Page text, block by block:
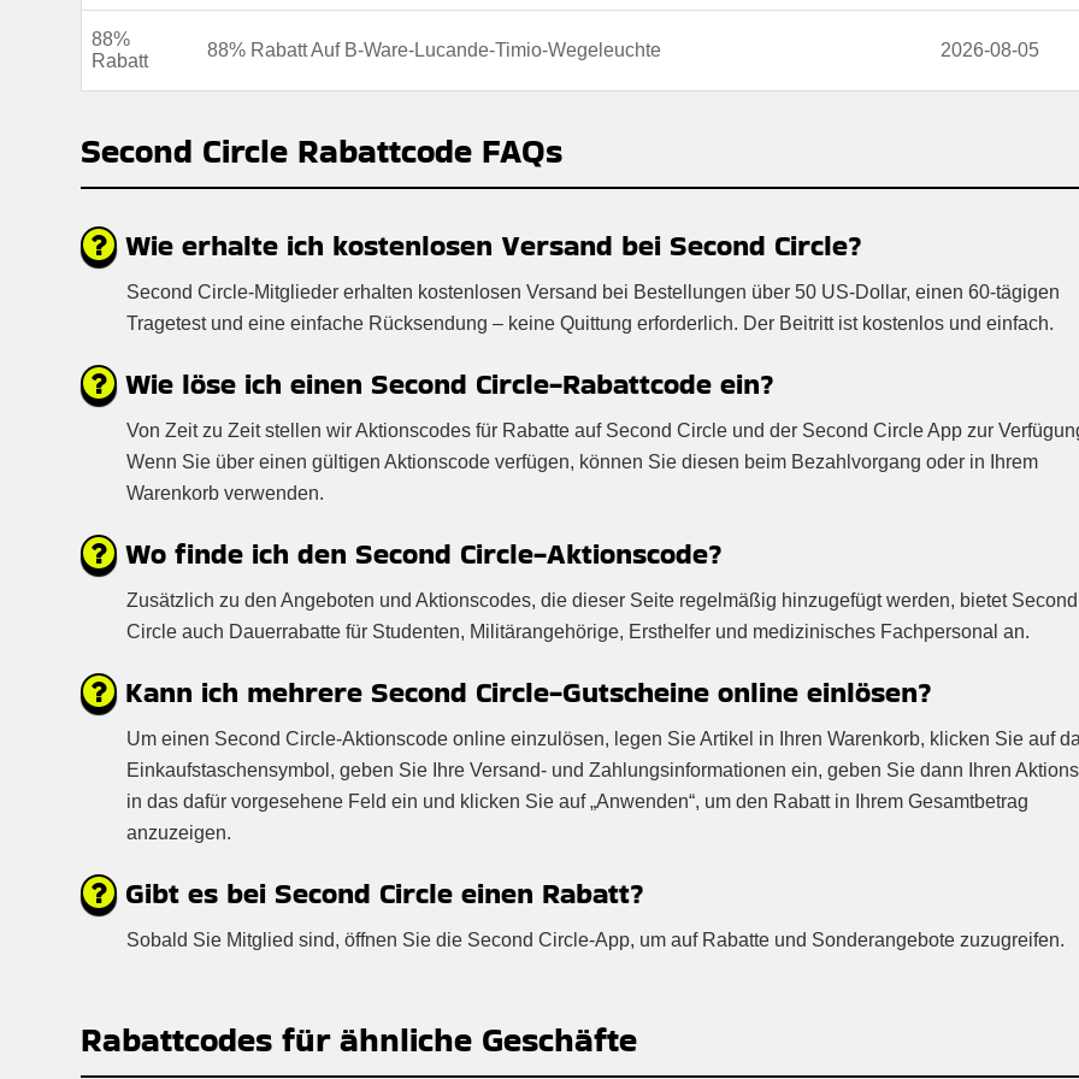
88%
Rabatt
88% Rabatt Auf B-Ware-Lucande-Timio-Wegeleuchte 2026-08-05
Second Circle Rabattcode FAQs
Wie erhalte ich kostenlosen Versand bei Second Circle?
Second Circle-Mitglieder erhalten kostenlosen Versand bei Bestellungen über 50 US-Dollar, einen 60-tägigen
Tragetest und eine einfache Rücksendung – keine Quittung erforderlich. Der Beitritt ist kostenlos und einfach.
Wie löse ich einen Second Circle-Rabattcode ein?
Von Zeit zu Zeit stellen wir Aktionscodes für Rabatte auf Second Circle und der Second Circle App zur
Wenn Sie über einen gültigen Aktionscode verfügen, können Sie diesen beim Bezahlvorgang oder in Ihrem
Warenkorb verwenden.
Wo finde ich den Second Circle-Aktionscode?
Zusätzlich zu den Angeboten und Aktionscodes, die dieser Seite regelmäßig hinzugefügt werden, bietet Second
Circle auch Dauerrabatte für Studenten, Militärangehörige, Ersthelfer und medizinisches Fachpersonal an.
Kann ich mehrere Second Circle-Gutscheine online einlösen?
Um einen Second Circle-Aktionscode online einzulösen, legen Sie Artikel in Ihren Warenkorb, klicken Sie auf
Einkaufstaschensymbol, geben Sie Ihre Versand- und Zahlungsinformationen ein, geben Sie dann Ihren
in das dafür vorgesehene Feld ein und klicken Sie auf „Anwenden“, um den Rabatt in Ihrem Gesamtbetrag
anzuzeigen.
Gibt es bei Second Circle einen Rabatt?
Sobald Sie Mitglied sind, öffnen Sie die Second Circle-App, um auf Rabatte und Sonderangebote zuzugreifen.
Rabattcodes für ähnliche Geschäfte